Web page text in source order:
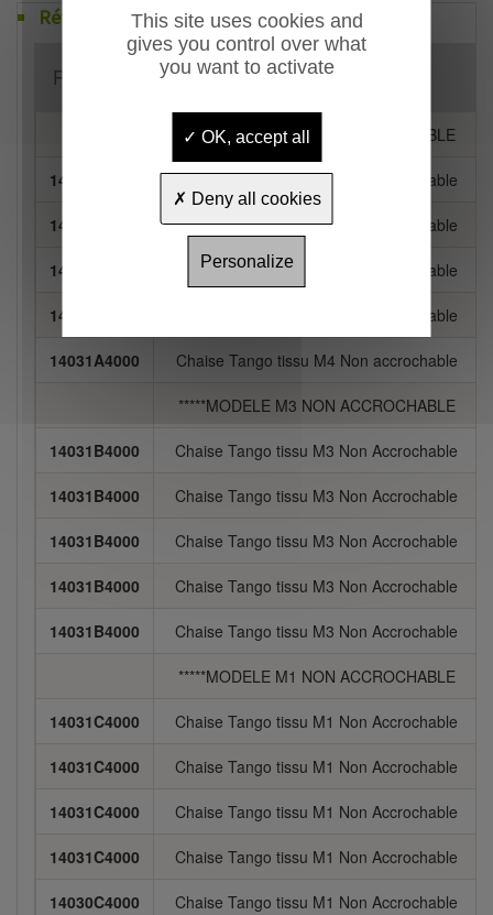
Références
Référence Désignation
*****MODELE M4 NON ACCROCHABLE
14031A4000 Chaise Tango tissu M4 Non accrochable
14031A4000 Chaise Tango tissu M4 Non accrochable
14031A4000 Chaise Tango tissu M4 Non accrochable
14031A4000 Chaise Tango tissu M4 Non accrochable
14031A4000 Chaise Tango tissu M4 Non accrochable
*****MODELE M3 NON ACCROCHABLE
14031B4000 Chaise Tango tissu M3 Non Accrochable
14031B4000 Chaise Tango tissu M3 Non Accrochable
14031B4000 Chaise Tango tissu M3 Non Accrochable
14031B4000 Chaise Tango tissu M3 Non Accrochable
14031B4000 Chaise Tango tissu M3 Non Accrochable
*****MODELE M1 NON ACCROCHABLE
14031C4000 Chaise Tango tissu M1 Non Accrochable
14031C4000 Chaise Tango tissu M1 Non Accrochable
14031C4000 Chaise Tango tissu M1 Non Accrochable
14031C4000 Chaise Tango tissu M1 Non Accrochable
14030C4000 Chaise Tango tissu M1 Non Accrochable
This site uses cookies and
gives you control over what
you want to activate
OK, accept all
Deny all cookies
Personalize